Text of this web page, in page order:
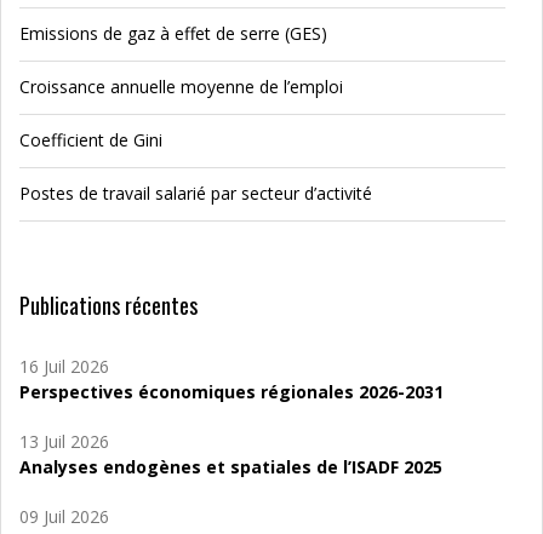
Emissions de gaz à effet de serre (GES)
Croissance annuelle moyenne de l’emploi
Coefficient de Gini
Postes de travail salarié par secteur d’activité
Publications récentes
16 Juil 2026
Perspectives économiques régionales 2026-2031
13 Juil 2026
Analyses endogènes et spatiales de l’ISADF 2025
09 Juil 2026